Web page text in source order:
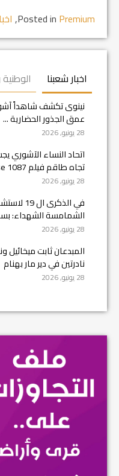
Posted in Premium
,
اخبار شعبنا
نينوى تكشف شاهداً
عمق الجذور الحضارية ...
28 يونيو, 2026
اتحاد النساء الآشوري
تجاه طاقم فيلم Case 1087
28 يونيو, 2026
في
الشمامسة الشهداء:
28 يونيو, 2026
المبدعان ثابت ميخائيل
نادرتين في دير مار بهنام
28 يونيو, 2026